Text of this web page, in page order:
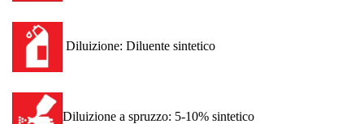
Diluizione: Diluente sintetico
Diluizione a spruzzo: 5-10% sintetico